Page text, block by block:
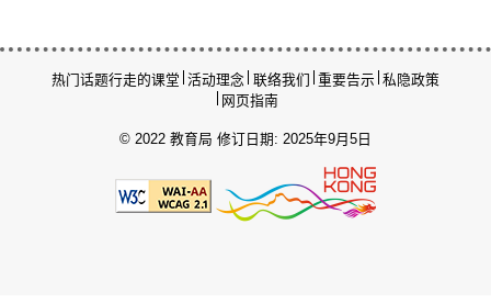
热门话题行走的课堂 活动理念 联络我们 重要告示 私隐政策
网页指南
© 2022 教育局 修订日期: 2025年9月5日